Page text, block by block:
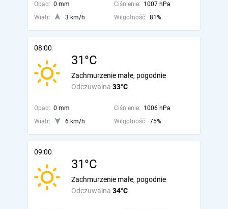
Opad: 0 mm Ciśnienie: 1007 hPa
Wiatr:
3 km/h Wilgotność: 81%
08:00
31°C
Odczuwalna 33°C
Zachmurzenie małe, pogodnie
Opad: 0 mm Ciśnienie: 1006 hPa
Wiatr:
6 km/h Wilgotność: 75%
09:00
31°C
Odczuwalna 34°C
Zachmurzenie małe, pogodnie